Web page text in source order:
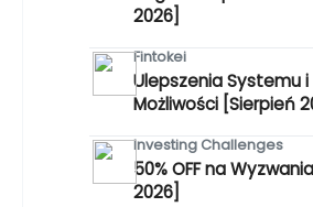
2026]
Fintokei
Ulepszenia Systemu i
Możliwości [Sierpień
Investing Challenges
50% OFF na
2026]